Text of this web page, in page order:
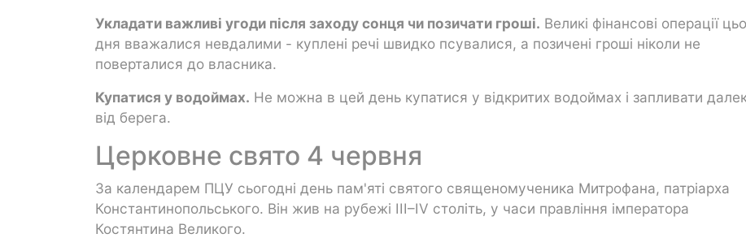
Укладати важливі угоди після заходу сонця чи позичати гроші. Великі фінансові операції
дня вважалися невдалими - куплені речі швидко псувалися, а позичені гроші ніколи не
поверталися до власника.
Купатися у водоймах. Не можна в цей день купатися у відкритих водоймах і запливати
від берега.
Церковне свято 4 червня
За календарем ПЦУ сьогодні день пам'яті святого священомученика Митрофана, патріарха
Константинопольського. Він жив на рубежі III–IV століть, у часи правління імператора
Костянтина Великого.